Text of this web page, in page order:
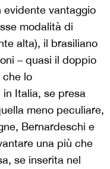
vantaggio
modalità di
alta), il brasiliano
– quasi il doppio
che lo
Italia, se presa
meno peculiare,
Bernardeschi e
una più che
se inserita nel